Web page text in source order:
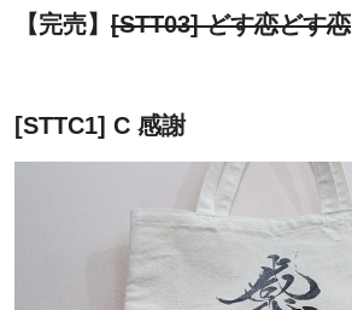
【完売】 [STT03] どす恋どす恋
[STTC1] C 感謝